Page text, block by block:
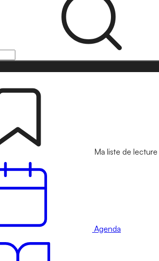
Ma liste de lecture
Agenda